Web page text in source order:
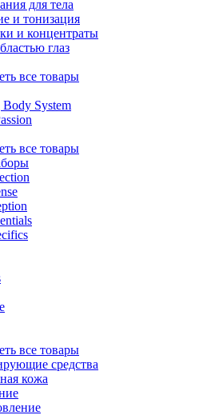
для тела
и тонизация
и концентраты
глаз
все товары
System
все товары
все товары
средства
кожа